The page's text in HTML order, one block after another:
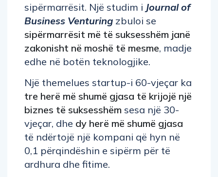
sipërmarrësit. Një studim i Journal of
Business Venturing zbuloi se
sipërmarrësit më të suksesshëm janë
zakonisht në moshë të mesme, madje
edhe në botën teknologjike.
Një themelues startup-i 60-vjeçar ka
tre herë më shumë gjasa të krijojë një
biznes të suksesshëm sesa një 30-
vjeçar, dhe dy herë më shumë gjasa
të ndërtojë një kompani që hyn në
0,1 përqindëshin e sipërm për të
ardhura dhe fitime.